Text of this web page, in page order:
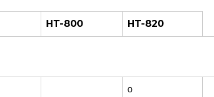
HT-800 HT-820
ο